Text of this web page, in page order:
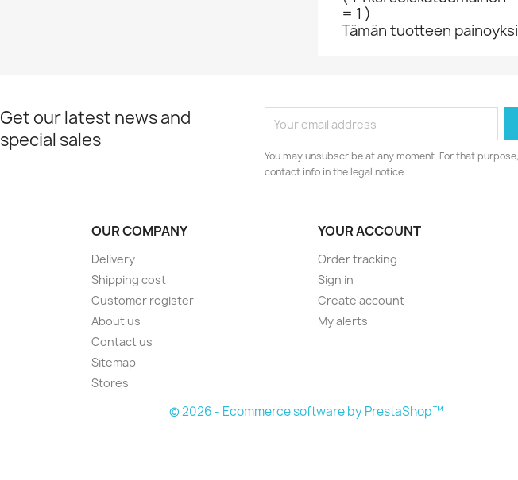
= 1 )
Tämän tuotteen
Get our latest news and
special sales
You may unsubscribe at any moment. For that
contact info in the legal notice.
OUR COMPANY
Delivery
Shipping cost
Customer register
About us
Contact us
Sitemap
Stores
YOUR ACCOUNT
Order tracking
Sign in
Create account
My alerts
© 2026 - Ecommerce software by PrestaShop™